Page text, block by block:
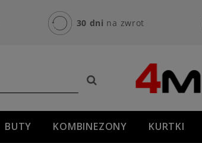
30 dni na zwrot
BUTY KOMBINEZONY KURTKI